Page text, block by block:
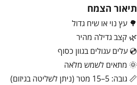
תיאור הצמח
🌳 עץ נוי או שיח גדול
🌿 קצב גדילה מהיר
💿 עלים עגולים בגוון כסוף
🌞 מתאים לשמש מלאה
📏 גובה: 5–15 מטר (ניתן לשליטה בגיזום)